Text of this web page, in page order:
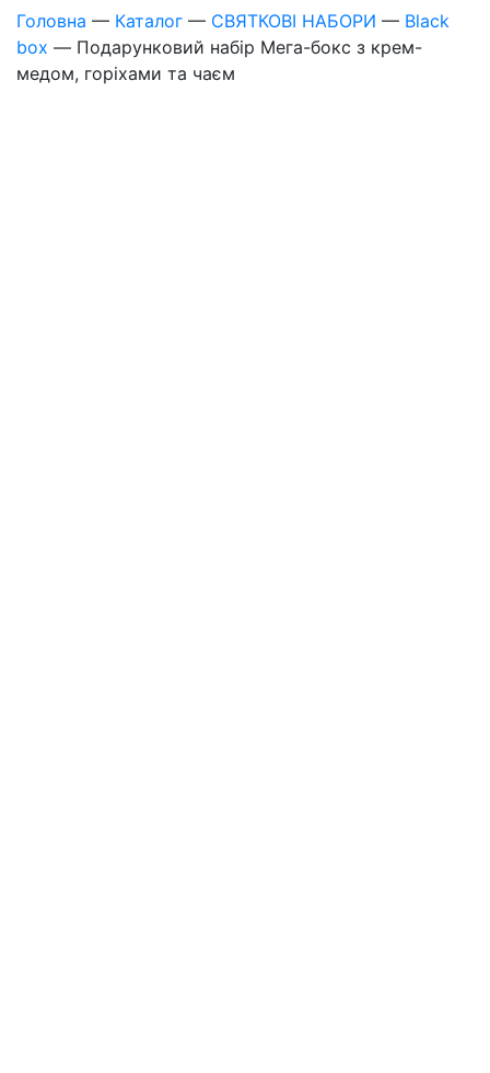
Головна — Каталог — СВЯТКОВІ НАБОРИ — Black
box — Подарунковий набір Мега-бокс з крем-
медом, горіхами та чаєм